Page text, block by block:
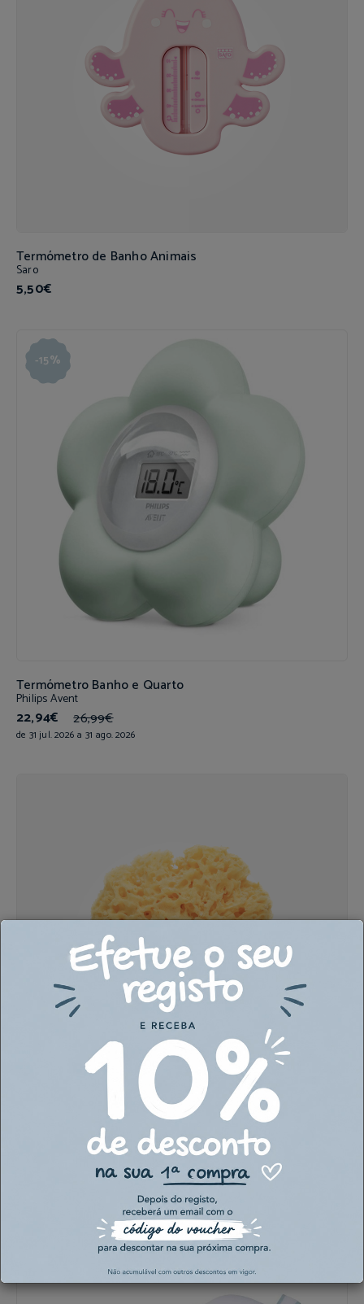
Termómetro de Banho Animais
Saro
5,50€
-15%
Termómetro Banho e Quarto
Philips Avent
22,94€ 26,99€
de 31 jul. 2026 a 31 ago. 2026
Esponja de Banho Natural